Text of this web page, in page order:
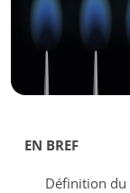
EN BREF
Définition du